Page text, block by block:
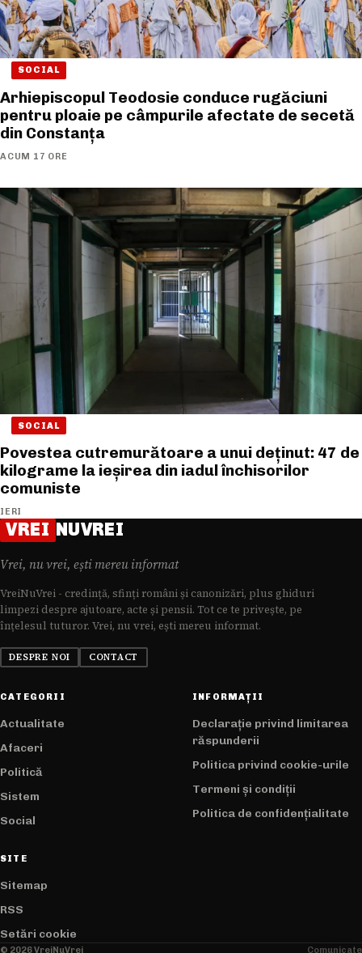
SOCIAL
Arhiepiscopul Teodosie conduce rugăciuni
pentru ploaie pe câmpurile afectate de secetă
din Constanța
ACUM 17 ORE
SOCIAL
Povestea cutremurătoare a unui deținut: 47 de
kilograme la ieșirea din iadul închisorilor
comuniste
IERI
VREI NUVREI
Vrei, nu vrei, ești mereu informat
VreiNuVrei - credință, sfinți români și canonizări, plus ghiduri
limpezi despre ajutoare, acte și pensii. Tot ce te privește, pe
înțelesul tuturor. Vrei, nu vrei, ești mereu informat.
DESPRE NOI CONTACT
CATEGORII
Actualitate
Afaceri
Politică
Sistem
Social
INFORMAȚII
Declarație privind limitarea
răspunderii
Politica privind cookie-urile
Termeni și condiții
Politica de confidențialitate
SITE
Sitemap
RSS
Setări cookie
© 2026 VreiNuVrei Comunicate